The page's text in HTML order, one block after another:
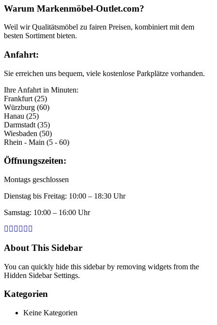
Warum Markenmöbel-Outlet.com?
Weil wir Qualitätsmöbel zu fairen Preisen, kombiniert mit dem
besten Sortiment bieten.
Anfahrt:
Sie erreichen uns bequem, viele kostenlose Parkplätze vorhanden.
Ihre Anfahrt in Minuten:
Frankfurt (25)
Würzburg (60)
Hanau (25)
Darmstadt (35)
Wiesbaden (50)
Rhein - Main (5 - 60)
Öffnungszeiten:
Montags geschlossen
Dienstag bis Freitag: 10:00 – 18:30 Uhr
Samstag: 10:00 – 16:00 Uhr
About This Sidebar
You can quickly hide this sidebar by removing widgets from the
Hidden Sidebar Settings.
Kategorien
Keine Kategorien